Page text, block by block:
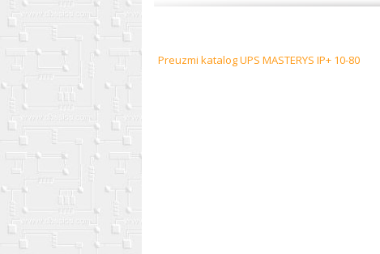
Preuzmi katalog UPS MASTERYS IP+ 10-80